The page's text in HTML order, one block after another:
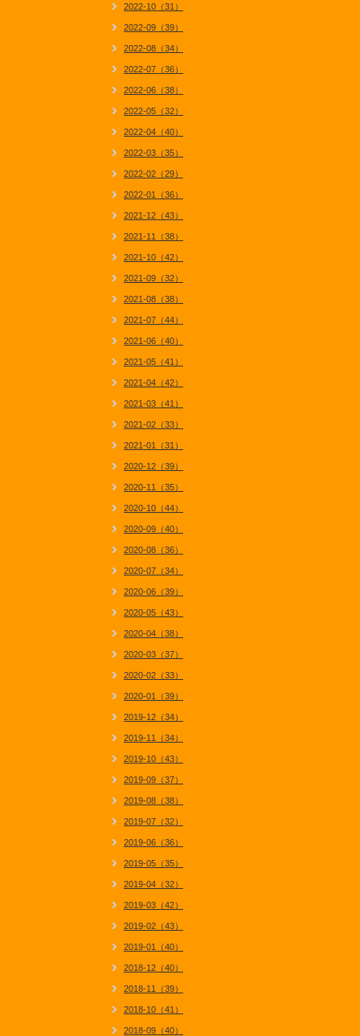
2022-10（31）
2022-09（39）
2022-08（34）
2022-07（36）
2022-06（38）
2022-05（32）
2022-04（40）
2022-03（35）
2022-02（29）
2022-01（36）
2021-12（43）
2021-11（38）
2021-10（42）
2021-09（32）
2021-08（38）
2021-07（44）
2021-06（40）
2021-05（41）
2021-04（42）
2021-03（41）
2021-02（33）
2021-01（31）
2020-12（39）
2020-11（35）
2020-10（44）
2020-09（40）
2020-08（36）
2020-07（34）
2020-06（39）
2020-05（43）
2020-04（38）
2020-03（37）
2020-02（33）
2020-01（39）
2019-12（34）
2019-11（34）
2019-10（43）
2019-09（37）
2019-08（38）
2019-07（32）
2019-06（36）
2019-05（35）
2019-04（32）
2019-03（42）
2019-02（43）
2019-01（40）
2018-12（40）
2018-11（39）
2018-10（41）
2018-09（40）